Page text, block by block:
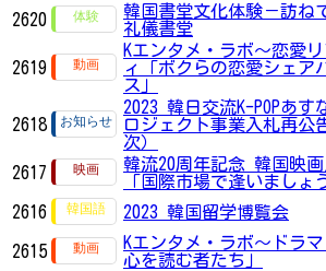
2620
韓国書堂文化体験－訪ね
礼儀書堂
2619
Kエンタメ・ラボ～恋愛
ィ「ボクらの恋愛シェア
ス」
2618
2023 韓日交流K-POPあす
ロジェクト事業入札再公
次）
2617
韓流20周年記念 韓国映
「国際市場で逢いましょ
2616
2023 韓国留学博覧会
2615
Kエンタメ・ラボ～ドラ
心を読む者たち」